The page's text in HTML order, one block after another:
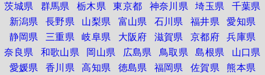
茨城県 群馬県 栃木県 東京都 神奈川県 埼玉県 千葉県
新潟県 長野県 山梨県 富山県 石川県 福井県 愛知県
静岡県 三重県 岐阜県 大阪府 滋賀県 京都府 兵庫県
奈良県 和歌山県 岡山県 広島県 鳥取県 島根県
山口県
愛媛県 香川県 高知県 徳島県 福岡県 佐賀県 熊本県